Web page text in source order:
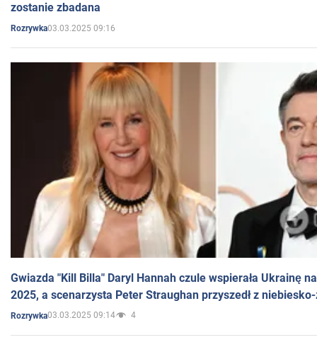
zostanie zbadana
Rozrywka03.03.2025 09:16
Gwiazda "Kill Billa" Daryl Hannah czule wspierała Ukrainę
2025, a scenarzysta Peter Straughan przyszedł z
Rozrywka03.03.2025 09:14 4